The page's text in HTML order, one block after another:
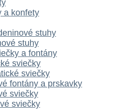
a konfety
stuhy
stuhy
a fontány
sviečky
sviečky
fontány a prskavky
sviečky
sviečky